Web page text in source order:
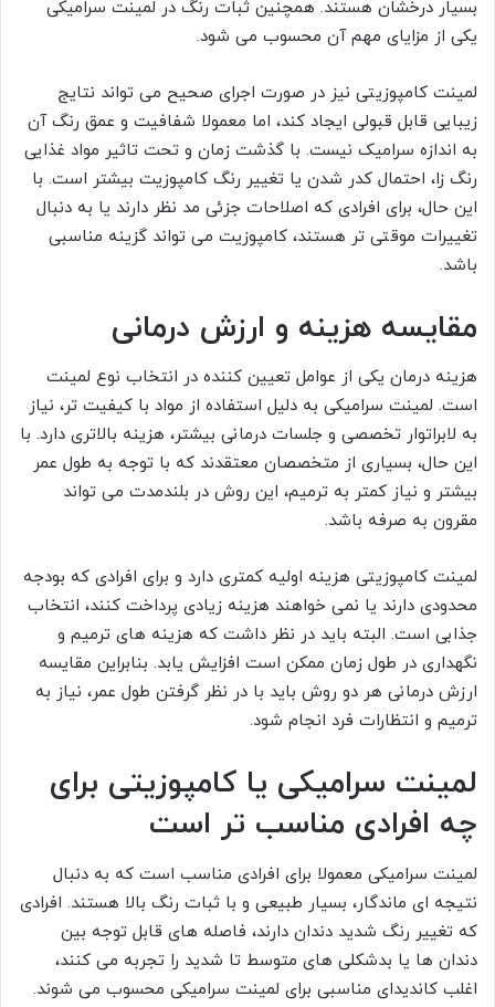
بسیار درخشان هستند. همچنین ثبات رنگ در لمینت سرامیکی
یکی از مزایای مهم آن محسوب می شود.
لمینت کامپوزیتی نیز در صورت اجرای صحیح می تواند نتایج
زیبایی قابل قبولی ایجاد کند، اما معمولا شفافیت و عمق رنگ آن
به اندازه سرامیک نیست. با گذشت زمان و تحت تاثیر مواد غذایی
رنگ زا، احتمال کدر شدن یا تغییر رنگ کامپوزیت بیشتر است. با
این حال، برای افرادی که اصلاحات جزئی مد نظر دارند یا به دنبال
تغییرات موقتی تر هستند، کامپوزیت می تواند گزینه مناسبی
باشد.
مقایسه هزینه و ارزش درمانی
هزینه درمان یکی از عوامل تعیین کننده در انتخاب نوع لمینت
است. لمینت سرامیکی به دلیل استفاده از مواد با کیفیت تر، نیاز
به لابراتوار تخصصی و جلسات درمانی بیشتر، هزینه بالاتری دارد. با
این حال، بسیاری از متخصصان معتقدند که با توجه به طول عمر
بیشتر و نیاز کمتر به ترمیم، این روش در بلندمدت می تواند
مقرون به صرفه باشد.
لمینت کامپوزیتی هزینه اولیه کمتری دارد و برای افرادی که بودجه
محدودی دارند یا نمی خواهند هزینه زیادی پرداخت کنند، انتخاب
جذابی است. البته باید در نظر داشت که هزینه های ترمیم و
نگهداری در طول زمان ممکن است افزایش یابد. بنابراین مقایسه
ارزش درمانی هر دو روش باید با در نظر گرفتن طول عمر، نیاز به
ترمیم و انتظارات فرد انجام شود.
لمینت سرامیکی یا کامپوزیتی برای
چه افرادی مناسب تر است
لمینت سرامیکی معمولا برای افرادی مناسب است که به دنبال
نتیجه ای ماندگار، بسیار طبیعی و با ثبات رنگ بالا هستند. افرادی
که تغییر رنگ شدید دندان دارند، فاصله های قابل توجه بین
دندان ها یا بدشکلی های متوسط تا شدید را تجربه می کنند،
اغلب کاندیدای مناسبی برای لمینت سرامیکی محسوب می شوند.